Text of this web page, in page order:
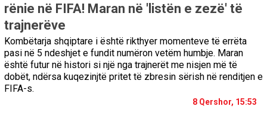
rënie në FIFA! Maran në 'listën e zezë' të
trajnerëve
Kombëtarja shqiptare i është rikthyer momenteve të errëta
pasi në 5 ndeshjet e fundit numëron vetëm humbje. Maran
është futur në histori si një nga trajnerët me nisjen më të
dobët, ndërsa kuqezinjtë pritet të zbresin sërish në renditjen e
FIFA-s.
8 Qershor, 15:53